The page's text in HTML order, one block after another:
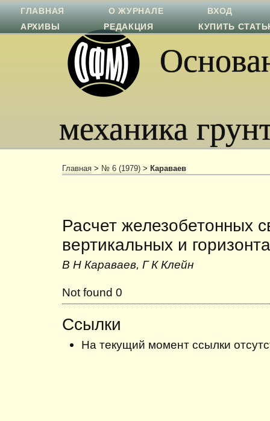
механика
ГЛАВНАЯ О ЖУРНАЛЕ
ВХОД
АРХИВЫ
РЕДАКЦИЯ КУПИТЬ
Главная > № 6 (1979) > Караваев
Расчет железобетонных
вертикальных и
В Н Караваев, Г К Клейн
Not found 0
Ссылки
На текущий момент ссылки